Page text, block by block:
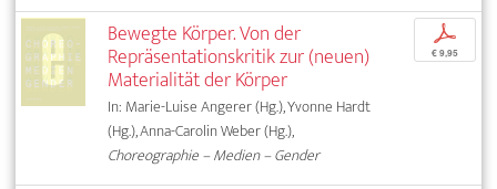
Bewegte Körper. Von der
Repräsentationskritik zur (neuen)
Materialität der Körper
In: Marie-Luise Angerer (Hg.), Yvonne Hardt
(Hg.), Anna-Carolin Weber (Hg.),
Choreographie – Medien – Gender
p
€ 9,95